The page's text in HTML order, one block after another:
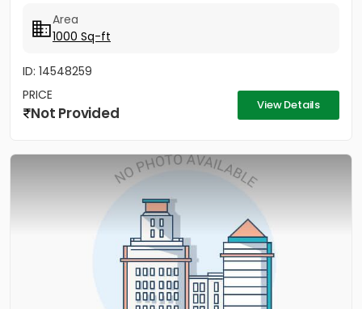
Area
1000 Sq-ft
ID: 14548259
PRICE
Not Provided View Details